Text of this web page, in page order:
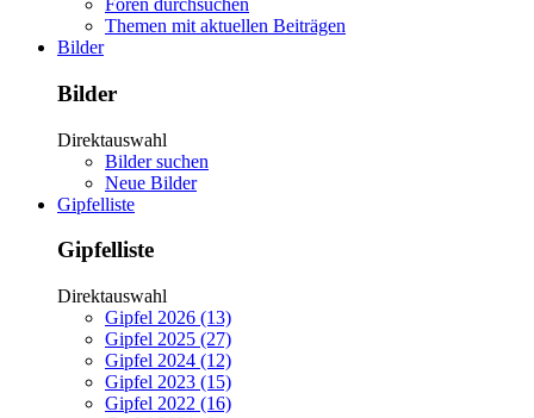
Foren durchsuchen
Themen mit aktuellen Beiträgen
Bilder
Bilder
Direktauswahl
Bilder suchen
Neue Bilder
Gipfelliste
Gipfelliste
Direktauswahl
Gipfel 2026 (13)
Gipfel 2025 (27)
Gipfel 2024 (12)
Gipfel 2023 (15)
Gipfel 2022 (16)